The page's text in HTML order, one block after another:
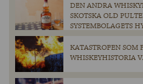
DEN ANDRA
SKOTSKA OLD
SYSTEMBOLAGETS
KATASTROFEN
WHISKEYHISTORIA